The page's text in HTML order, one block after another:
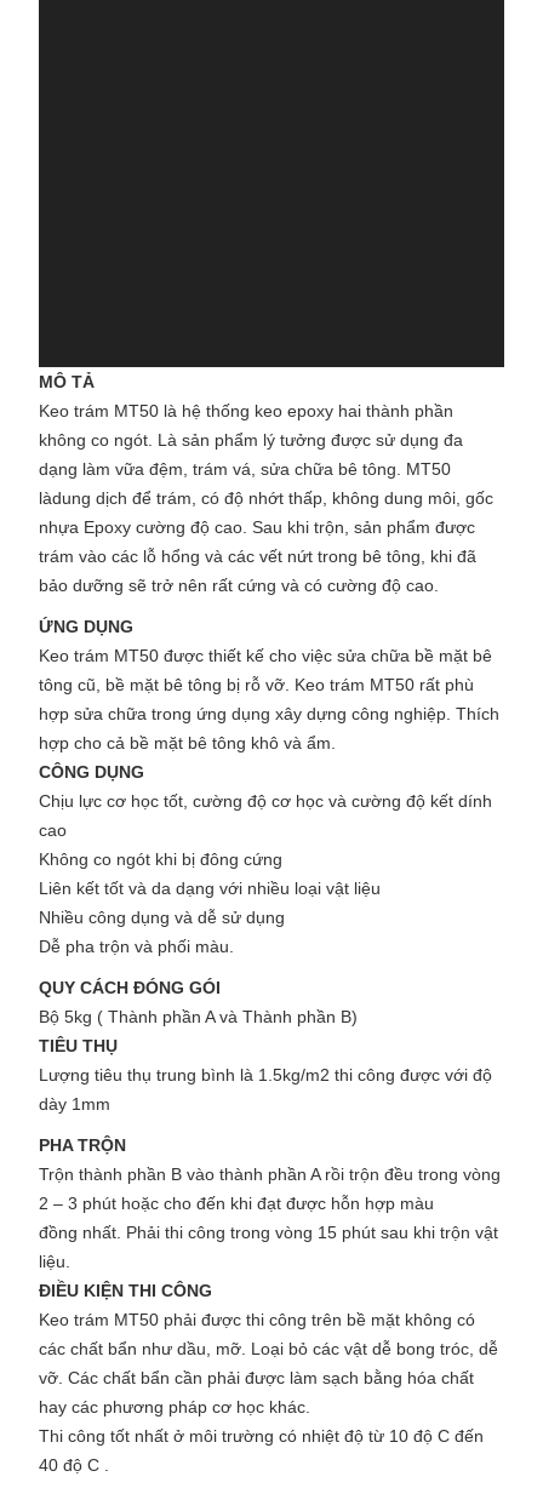
MÔ TẢ
Keo trám MT50 là hệ thống keo epoxy hai thành phần
không co ngót. Là sản phẩm lý tưởng được sử dụng đa
dạng làm vữa đệm, trám vá, sửa chữa bê tông. MT50
làdung dịch để trám, có độ nhớt thấp, không dung môi, gốc
nhựa Epoxy cường độ cao. Sau khi trộn, sản phẩm được
trám vào các lỗ hổng và các vết nứt trong bê tông, khi đã
bảo dưỡng sẽ trở nên rất cứng và có cường độ cao.
ỨNG DỤNG
Keo trám MT50 được thiết kế cho việc sửa chữa bề mặt bê
tông cũ, bề mặt bê tông bị rỗ vỡ. Keo trám MT50 rất phù
hợp sửa chữa trong ứng dụng xây dựng công nghiệp. Thích
hợp cho cả bề mặt bê tông khô và ẩm.
CÔNG DỤNG
Chịu lực cơ học tốt, cường độ cơ học và cường độ kết dính
cao
Không co ngót khi bị đông cứng
Liên kết tốt và da dạng với nhiều loại vật liệu
Nhiều công dụng và dễ sử dụng
Dễ pha trộn và phối màu.
QUY CÁCH ĐÓNG GÓI
Bộ 5kg ( Thành phần A và Thành phần B)
TIÊU THỤ
Lượng tiêu thụ trung bình là 1.5kg/m2 thi công được với độ
dày 1mm
PHA TRỘN
Trộn thành phần B vào thành phần A rồi trộn đều trong vòng
2 – 3 phút hoặc cho đến khi đạt được hỗn hợp màu
đồng nhất. Phải thi công trong vòng 15 phút sau khi trộn vật
liệu.
ĐIỀU KIỆN THI CÔNG
Keo trám MT50 phải được thi công trên bề mặt không có
các chất bẩn như dầu, mỡ. Loại bỏ các vật dễ bong tróc, dễ
vỡ. Các chất bẩn cần phải được làm sạch bằng hóa chất
hay các phương pháp cơ học khác.
Thi công tốt nhất ở môi trường có nhiệt độ từ 10 độ Cđến
40 độ C.